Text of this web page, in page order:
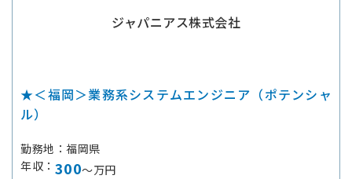
ジャパニアス株式会社
★＜福岡＞業務系システムエンジニア（ポテンシャ
ル）
勤務地
福岡県
年収
300～万円